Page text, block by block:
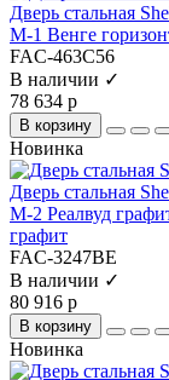
Дверь стальная
M-1 Венге
FAC-463C56
В наличии ✓
78 634 р
В корзину
Новинка
Дверь стальная
M-2 Реалвуд
графит
FAC-3247BE
В наличии ✓
80 916 р
В корзину
Новинка